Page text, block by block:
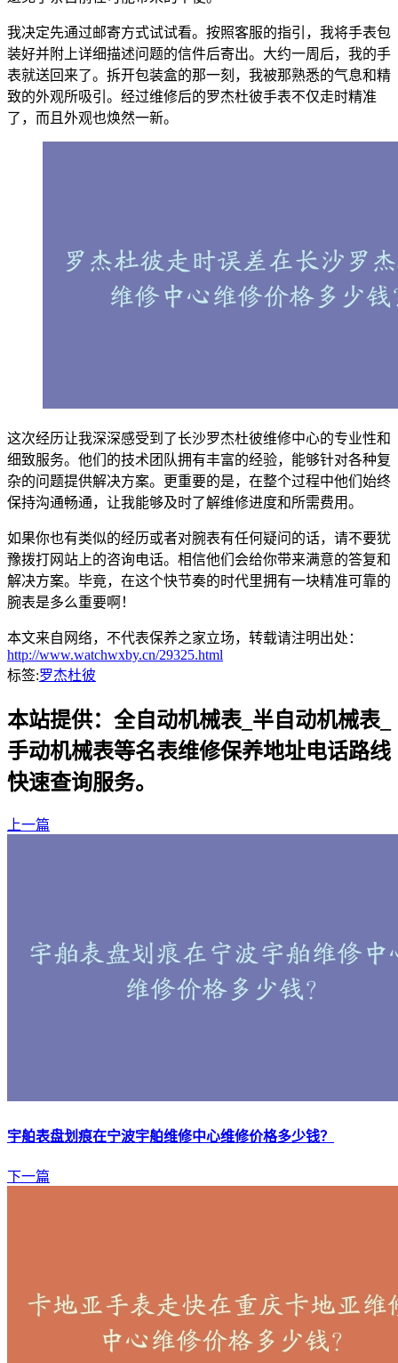
我决定先通过邮寄方式试试看。按照客服的指引，我将手表包
装好并附上详细描述问题的信件后寄出。大约一周后，我的手
表就送回来了。拆开包装盒的那一刻，我被那熟悉的气息和精
致的外观所吸引。经过维修后的罗杰杜彼手表不仅走时精准
了，而且外观也焕然一新。
这次经历让我深深感受到了长沙罗杰杜彼维修中心的专业性和
细致服务。他们的技术团队拥有丰富的经验，能够针对各种复
杂的问题提供解决方案。更重要的是，在整个过程中他们始终
保持沟通畅通，让我能够及时了解维修进度和所需费用。
如果你也有类似的经历或者对腕表有任何疑问的话，请不要犹
豫拨打网站上的咨询电话。相信他们会给你带来满意的答复和
解决方案。毕竟，在这个快节奏的时代里拥有一块精准可靠的
腕表是多么重要啊！
本文来自网络，不代表保养之家立场，转载请注明出处：
http://www.watchwxby.cn/29325.html
标签:罗杰杜彼
本站提供：全自动机械表_半自动机械表_
手动机械表等名表维修保养地址电话路线
快速查询服务。
上一篇
宇舶表盘划痕在宁波宇舶维修中心维修价格多少钱？
下一篇